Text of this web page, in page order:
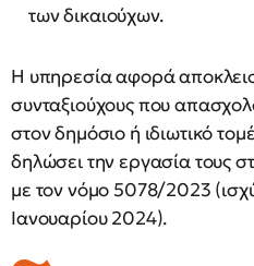
των δικαιούχων.
Η υπηρεσία αφορά
συνταξιούχους που
στον δημόσιο ή ιδιωτικό
δηλώσει την εργασία τους
με τον νόμο 5078/2023
Ιανουαρίου 2024).